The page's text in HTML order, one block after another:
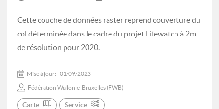
Cette couche de données raster reprend couverture du
col déterminée dans le cadre du projet Lifewatch à 2m
de résolution pour 2020.
Mise à jour: 01/09/2023
Fédération Wallonie-Bruxelles (FWB)
Carte Service